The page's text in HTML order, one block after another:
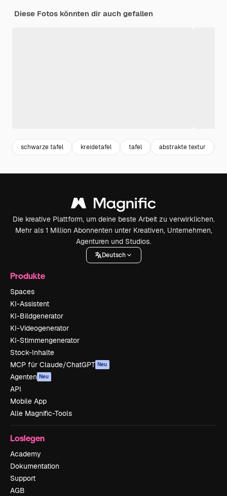
Diese Fotos könnten dir auch gefallen
schwarze tafel kreidetafel tafel abstrakte textur
Die kreative Plattform, um deine beste Arbeit zu verwirklichen.
Mehr als 1 Million Abonnenten unter Kreativen, Unternehmen,
Agenturen und Studios.
Deutsch
Produkte
Spaces
KI-Assistent
KI-Bildgenerator
KI-Videogenerator
KI-Stimmengenerator
Stock-Inhalte
MCP für Claude/ChatGPT Neu
Agenten Neu
API
Mobile App
Alle Magnific-Tools
Loslegen
Academy
Dokumentation
Support
AGB